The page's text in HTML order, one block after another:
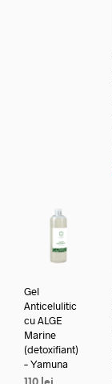
Gel
Anticelulitic
cu ALGE
Marine
(detoxifiant)
– Yamuna